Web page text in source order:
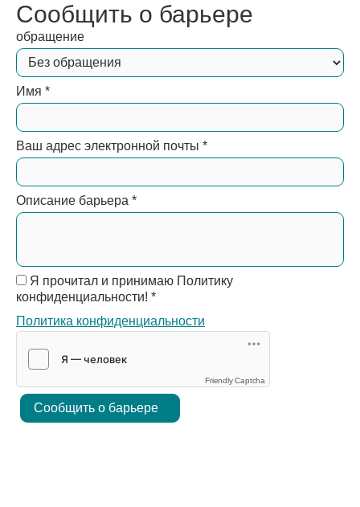
Сообщить о барьере
обращение
Имя *
Ваш адрес электронной почты *
Описание барьера *
Я прочитал и принимаю Политику
конфиденциальности! *
Политика конфиденциальности
Friendly Captcha
Сообщить о барьере